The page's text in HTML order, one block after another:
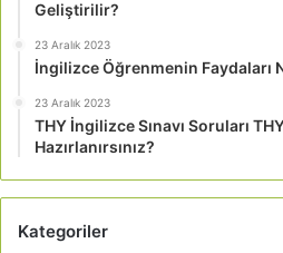
Geliştirilir?
23 Aralık 2023
İngilizce Öğrenmenin Faydaları
23 Aralık 2023
THY İngilizce Sınavı Soruları
Hazırlanırsınız?
Kategoriler